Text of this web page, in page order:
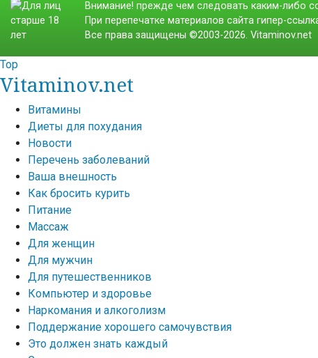
Внимание! прежде чем следовать каким-либо
При перепечатке материалов сайта гипер-
Все права защищены ©2003-2026. Vitaminov.net
Top
Vitaminov.net
Витамины
Диеты для похудания
Новости
Перечень заболеваний
Ваша внешность
Как бросить курить
Питание
Массаж
Для женщин
Для мужчин
Для путешественников
Компьютер и здоровье
Наркомания и алкоголизм
Поддержание хорошего самочувствия
Это должен знать каждый